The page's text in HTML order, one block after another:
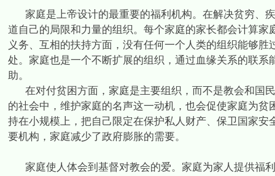
家庭是上帝设计的最重要的福利机构。在解决贫穷、
道自己的局限和力量的组织。每个家庭的家长都会计算
义务、互相的扶持方面，没有任何一个人类的组织能够
处。家庭也是一个不断扩展的组织，通过血缘关系的联
助。
在对付贫困方面，家庭是主要组织，而不是教会和国
的社会中，维护家庭的名声这一动机，也会促使家庭为
持在小规模上，把自己限定在保护私人财产、保卫国家
要机构，家庭减少了政府膨胀的需要。
家庭使人体会到基督对教会的爱。家庭为家人提供福